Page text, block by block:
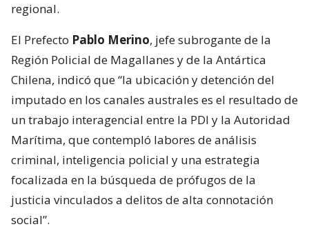
regional.
El Prefecto Pablo Merino, jefe subrogante de la
Región Policial de Magallanes y de la Antártica
Chilena, indicó que “la ubicación y detención del
imputado en los canales australes es el resultado de
un trabajo interagencial entre la PDI y la Autoridad
Marítima, que contempló labores de análisis
criminal, inteligencia policial y una estrategia
focalizada en la búsqueda de prófugos de la
justicia vinculados a delitos de alta connotación
social”.